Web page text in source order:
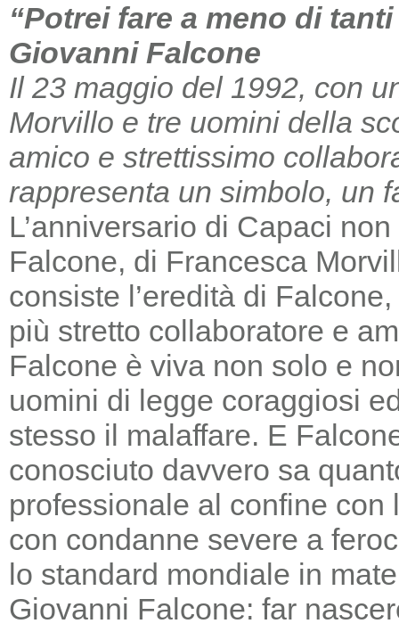
“Potrei fare a meno di
Giovanni Falcone
Il 23 maggio del 1992, con
Morvillo e tre uomini della
amico e strettissimo
rappresenta un simbolo, un
L’anniversario di Capaci
Falcone, di Francesca
consiste l’eredità di
più stretto collaboratore e
Falcone è viva non solo e
uomini di legge coraggiosi
stesso il malaffare. E
conosciuto davvero sa
professionale al confine
con condanne severe a
lo standard mondiale in
Giovanni Falcone: far